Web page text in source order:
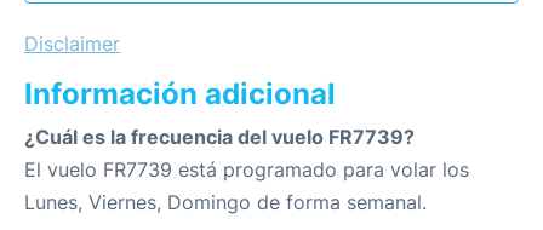
Disclaimer
Información adicional
¿Cuál es la frecuencia del vuelo FR7739?
El vuelo FR7739 está programado para volar los
Lunes, Viernes, Domingo de forma semanal.